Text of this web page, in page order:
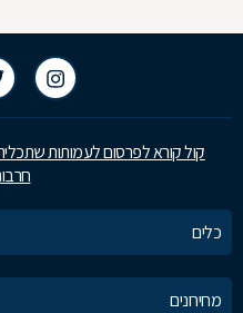
קול קורא לפרסום לעמותות
כלים
מחירונים